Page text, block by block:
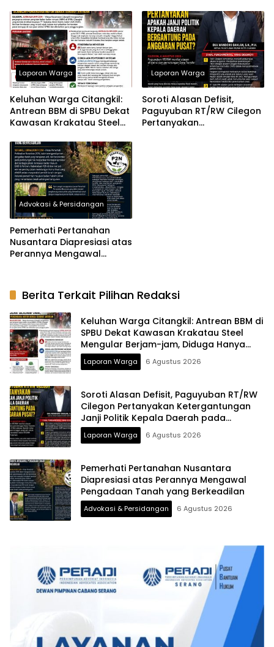
Laporan Warga
Keluhan Warga Citangkil:
Antrean BBM di SPBU Dekat
Kawasan Krakatau Steel
Diduga Hanya Dua Nozzle
Motor Beroperasi pada
Malam Hari
Laporan Warga
Soroti Alasan Defisit,
Paguyuban RT/RW Cilegon
Pertanyakan
Advokasi & Persidangan
Pemerhati Pertanahan
Nusantara Diapresiasi atas
Perannya Mengawal
Berita Terkait Pilihan Redaksi
Keluhan Warga Citangkil: Antrean BBM di
SPBU Dekat Kawasan Krakatau Steel
Mengular Berjam-jam, Diduga Hanya
Dua Nozzle Motor Beroperasi pada
Malam Hari
Laporan Warga 6 Agustus 2026
Soroti Alasan Defisit, Paguyuban RT/RW
Cilegon Pertanyakan Ketergantungan
Janji Politik Kepala Daerah pada
Anggaran Pusat
Laporan Warga 6 Agustus 2026
Pemerhati Pertanahan Nusantara
Diapresiasi atas Perannya Mengawal
Pengadaan Tanah yang Berkeadilan
Advokasi & Persidangan 6 Agustus 2026